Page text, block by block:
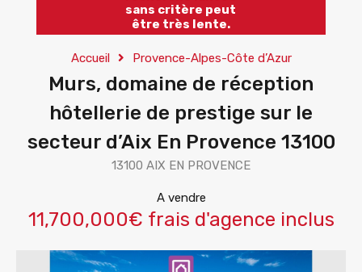
sans critère peut
être très lente.
Accueil Provence-Alpes-Côte d’Azur
Murs, domaine de réception
hôtellerie de prestige sur le
secteur d’Aix En Provence 13100
13100 AIX EN PROVENCE
A vendre
11,700,000€ frais d'agence inclus